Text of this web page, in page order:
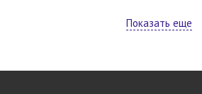
Показать еще